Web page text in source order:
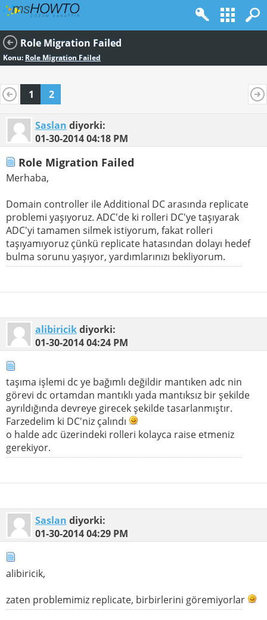
Role Migration Failed
Konu: Role Migration Failed
1 2
Saslan diyorki:
01-30-201404:18 PM
Role Migration Failed
Merhaba,
Domain controller ile Additional DC arasında replicate
problemi yaşıyoruz. ADC'de ki rolleri DC'ye taşıyarak
ADC'yi tamamen silmek istiyorum, fakat rolleri
taşıyamıyoruz çünkü replicate hatasından dolayı hedef
bulma sorunu yaşıyor, yardımlarınızı bekliyorum.
alibiricikdiyorki:
01-30-201404:24 PM
taşıma işlemi dc ye bağımlı değildir mantıken adc nin
görevi dc ortamdan mantıklı yada mantıksız bir şekilde
ayrıldığında devreye girecek şekilde tasarlanmıştır.
Farzedelim ki DC'niz çalındı
o halde adc üzerindeki rolleri kolayca raise etmeniz
gerekiyor.
Saslan diyorki:
01-30-201404:29 PM
alibiricik,
zaten problemimiz replicate, birbirlerini göremiyorlar